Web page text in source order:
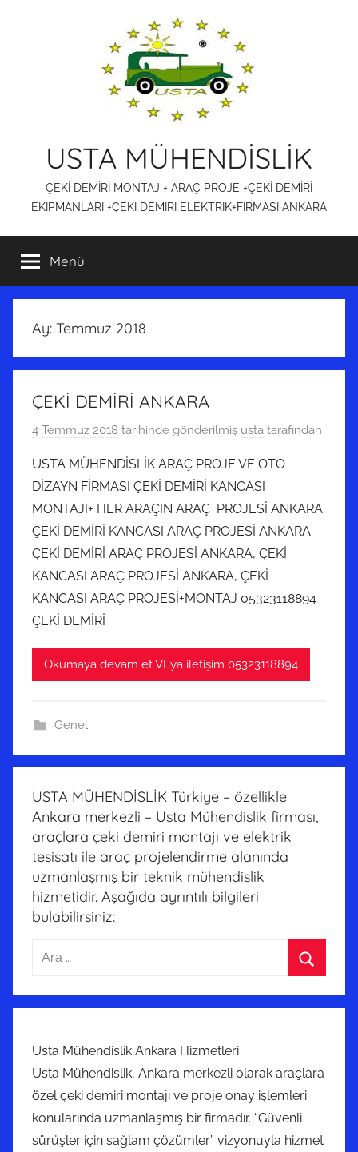
USTA MÜHENDİSLİK
ÇEKİ DEMİRİ MONTAJ + ARAÇ PROJE +ÇEKİ DEMİRİ
EKİPMANLARI +ÇEKİ DEMİRİ ELEKTRİK+FİRMASI ANKARA
Menü
Ay: Temmuz 2018
ÇEKİ DEMİRİ ANKARA
4 Temmuz 2018 tarihinde gönderilmiş usta tarafından
USTA MÜHENDİSLİK ARAÇ PROJE VE OTO
DİZAYN FİRMASI ÇEKİ DEMİRİ KANCASI
MONTAJI+ HER ARAÇIN ARAÇ PROJESİ ANKARA
ÇEKİ DEMİRİ KANCASI ARAÇ PROJESİ ANKARA
ÇEKİ DEMİRİ ARAÇ PROJESİ ANKARA, ÇEKİ
KANCASI ARAÇ PROJESİ ANKARA, ÇEKİ
KANCASI ARAÇ PROJESİ+MONTAJ 05323118894
ÇEKİ DEMİRİ
Okumaya devam et VEya iletişim 05323118894
Genel
USTA MÜHENDİSLİK Türkiye – özellikle
Ankara merkezli – Usta Mühendislik firması,
araçlara çeki demiri montajı ve elektrik
tesisatı ile araç projelendirme alanında
uzmanlaşmış bir teknik mühendislik
hizmetidir. Aşağıda ayrıntılı bilgileri
bulabilirsiniz:
Arama:
Usta Mühendislik Ankara Hizmetleri
Usta Mühendislik, Ankara merkezli olarak araçlara
özel çeki demiri montajı ve proje onay işlemleri
konularında uzmanlaşmış bir firmadır. “Güvenli
sürüşler için sağlam çözümler” vizyonuyla hizmet